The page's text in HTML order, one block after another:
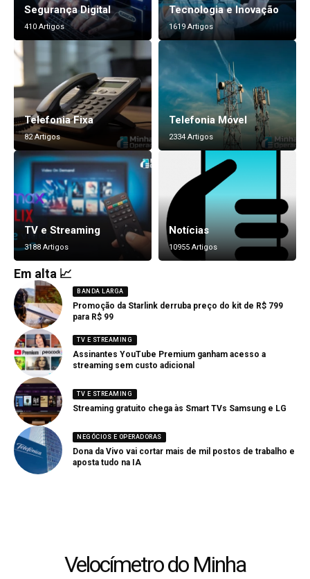
Segurança Digital
410 Artigos
Tecnologia e Inovação
1619 Artigos
Telefonia Fixa
82 Artigos
Telefonia Móvel
2334 Artigos
TV e Streaming
3188 Artigos
Notícias
10955 Artigos
Em alta 📈
BANDA LARGA
Promoção da Starlink derruba preço do kit de R$ 799
para R$ 99
TV E STREAMING
Assinantes YouTube Premium ganham acesso a
streaming sem custo adicional
TV E STREAMING
Streaming gratuito chega às Smart TVs Samsung e LG
NEGÓCIOS E OPERADORAS
Dona da Vivo vai cortar mais de mil postos de trabalho e
aposta tudo na IA
Velocímetro do Minha